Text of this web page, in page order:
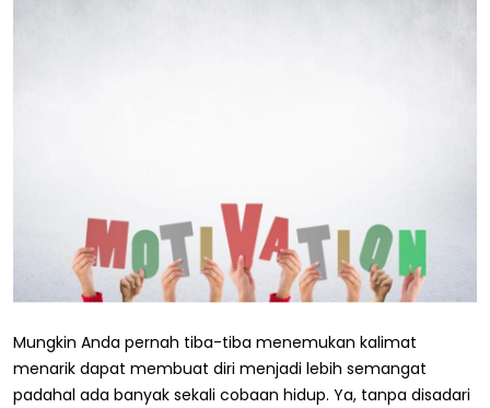
Mungkin Anda pernah tiba-tiba menemukan kalimat
menarik dapat membuat diri menjadi lebih semangat
padahal ada banyak sekali cobaan hidup. Ya, tanpa disadari